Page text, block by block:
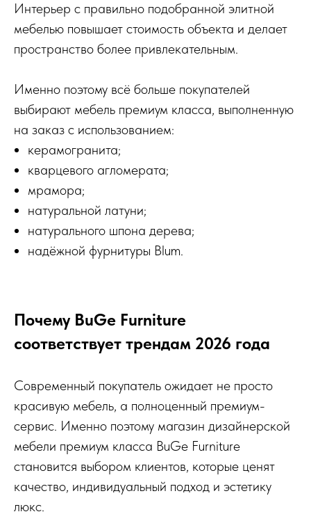
Интерьер с правильно подобранной элитной
мебелью повышает стоимость объекта и делает
пространство более привлекательным.
Именно поэтому всё больше покупателей
выбирают мебель премиум класса, выполненную
на заказ с использованием:
керамогранита;
кварцевого агломерата;
мрамора;
натуральной латуни;
натурального шпона дерева;
надёжной фурнитуры Blum.
Почему BuGe Furniture
соответствует трендам 2026 года
Современный покупатель ожидает не просто
красивую мебель, а полноценный премиум-
сервис. Именно поэтому магазин дизайнерской
мебели премиум класса BuGe Furniture
становится выбором клиентов, которые ценят
качество, индивидуальный подход и эстетику
люкс.